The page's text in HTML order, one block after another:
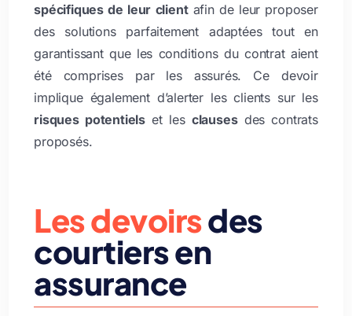
spécifiques de leur clientafin de leur proposer
des solutions parfaitement adaptées tout en
garantissant que les conditions du contrat aient
été comprises par les assurés. Cedevoir
implique également d’alerter les clients sur les
risques potentiels et les clausesdes contrats
proposés.
Les devoirsdes
courtiers en
assurance